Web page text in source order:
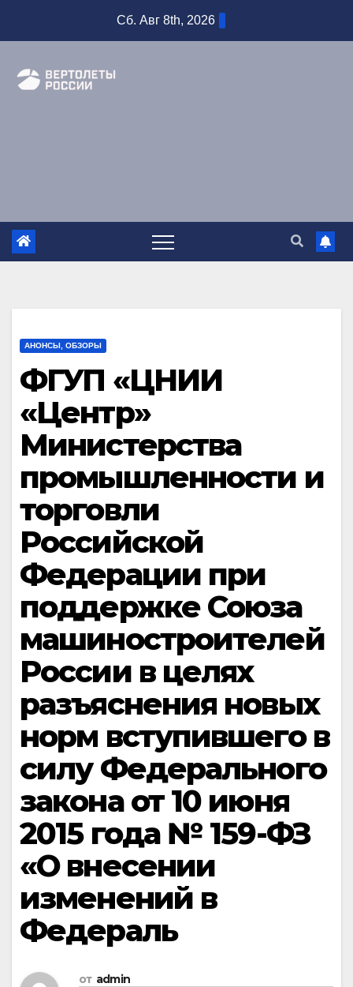
Сб. Авг 8th, 2026
АНОНСЫ, ОБЗОРЫ
ФГУП «ЦНИИ
«Центр»
Министерства
промышленности и
торговли
Российской
Федерации при
поддержке Союза
машиностроителей
России в целях
разъяснения новых
норм вступившего в
силу Федерального
закона от 10 июня
2015 года № 159-ФЗ
«О внесении
изменений в
Федераль
от admin